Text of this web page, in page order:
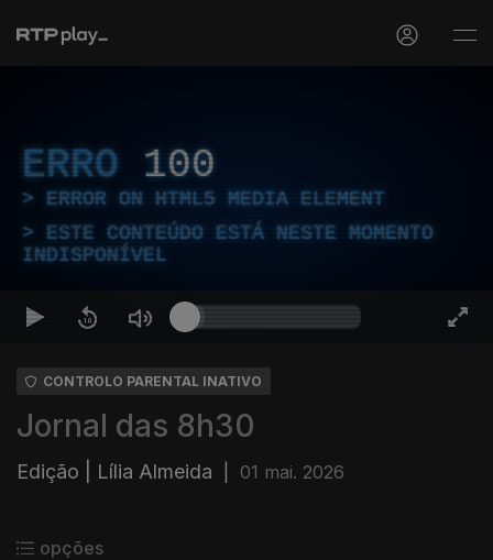
ERRO 100
ERROR ON HTML5 MEDIA ELEMENT
ESTE CONTEÚDO ESTÁ NESTE MOMENTO
INDISPONÍVEL
CONTROLO PARENTAL INATIVO
Jornal das 8h30
Edição | Lília Almeida 01 mai. 2026
opções